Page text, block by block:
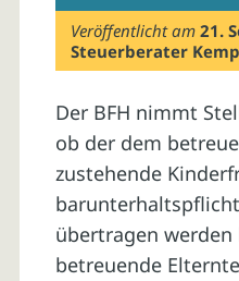
Veröffentlicht am21.
Steuerberater
Der BFH nimmt
ob der dem
zustehende
übertragen
betreuende